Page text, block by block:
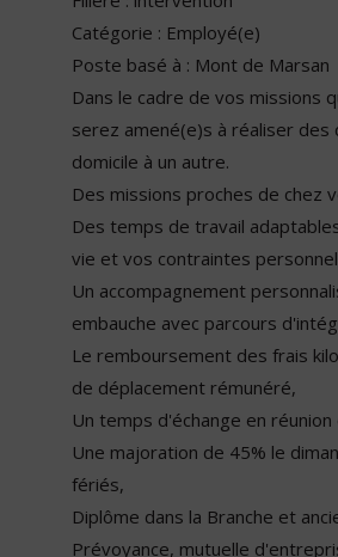
Catégorie : Employé(e)
Poste basé à : Mont de Marsan
Dans le cadre de vos missions
serez amené(e)s à réaliser des
domicile à un autre.
Des missions proches de chez
Des temps de travail
vie et vos contraintes
Un accompagnement
embauche avec parcours
Le remboursement des frais
de déplacement rémunéré,
Un temps d'échange en réunion
Une majoration de 45% le
fériés,
Diplôme dans la Branche et
Prévoyance, mutuelle